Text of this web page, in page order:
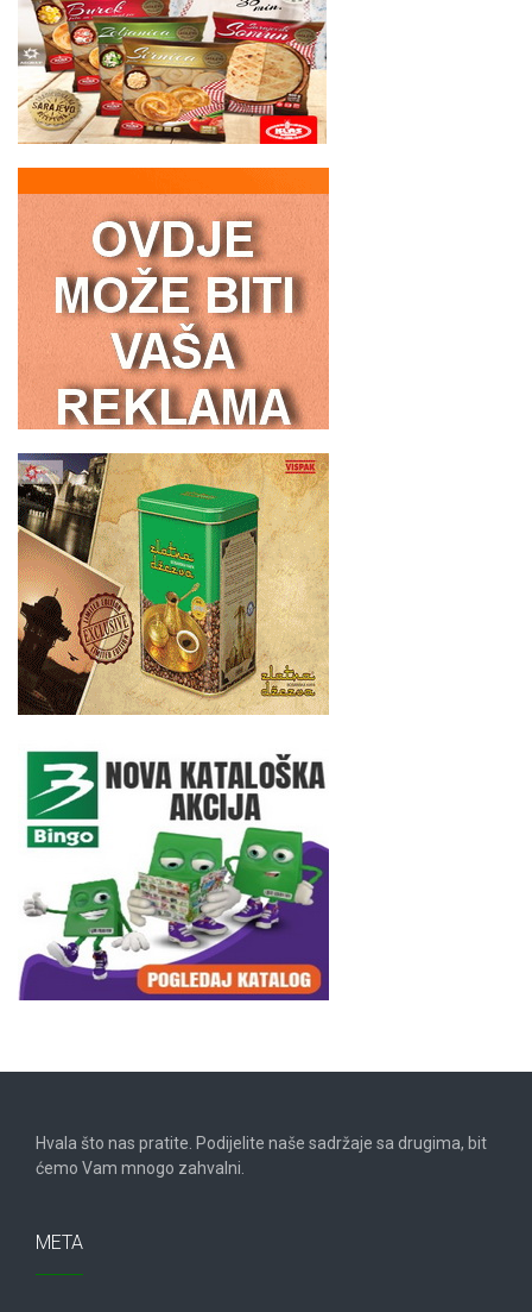
Hvala što nas pratite. Podijelite naše sadržaje sa drugima, bit
ćemo Vam mnogo zahvalni.
META